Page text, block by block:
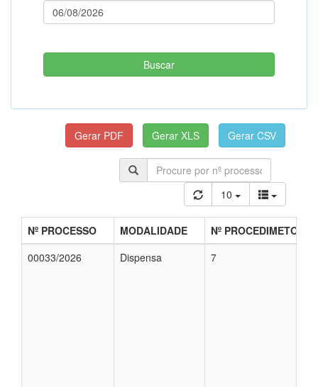
10
Nº PROCESSO MODALIDADE
Nº PROCEDIMETO
00033/2026
Dispensa 7